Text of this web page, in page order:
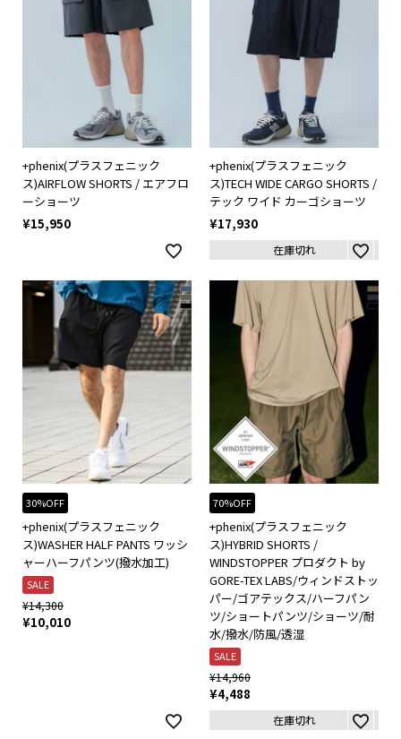
+phenix(プラスフェニック
ス)AIRFLOW SHORTS / エアフロ
ーショーツ
¥15,950
+phenix(プラスフェニック
ス)TECH WIDE CARGO SHORTS /
テック ワイド カーゴショーツ
¥17,930
在庫切れ
30%OFF
+phenix(プラスフェニック
ス)WASHER HALF PANTS ワッシ
ャーハーフパンツ(撥水加工)
SALE
¥14,300
¥10,010
70%OFF
+phenix(プラスフェニック
ス)HYBRID SHORTS /
WINDSTOPPER プロダクト by
GORE-TEX LABS/ウィンドストッ
パー/ゴアテックス/ハーフパン
ツ/ショートパンツ/ショーツ/耐
水/撥水/防風/透湿
SALE
¥14,960
¥4,488
在庫切れ